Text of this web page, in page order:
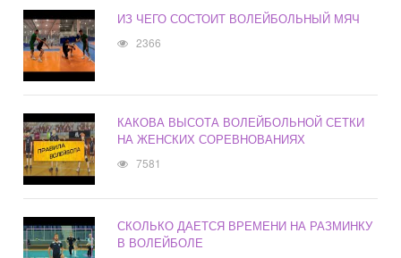
ИЗ ЧЕГО СОСТОИТ ВОЛЕЙБОЛЬНЫЙ МЯЧ
2366
КАКОВА ВЫСОТА ВОЛЕЙБОЛЬНОЙ СЕТКИ
НА ЖЕНСКИХ СОРЕВНОВАНИЯХ
7581
СКОЛЬКО ДАЕТСЯ ВРЕМЕНИ НА РАЗМИНКУ
В ВОЛЕЙБОЛЕ